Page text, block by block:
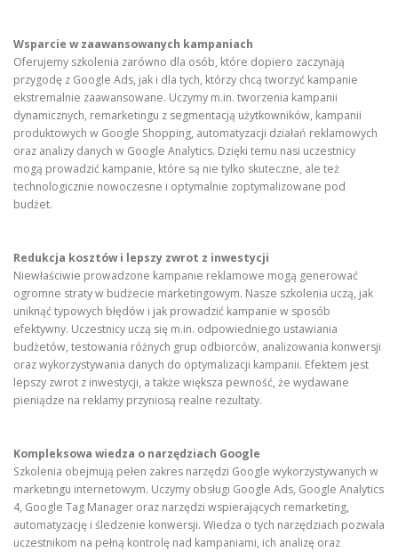
Wsparcie w zaawansowanych kampaniach
Oferujemy szkolenia zarówno dla osób, które dopiero zaczynają
przygodę z Google Ads, jak i dla tych, którzy chcą tworzyć kampanie
ekstremalnie zaawansowane. Uczymy m.in. tworzenia kampanii
dynamicznych, remarketingu z segmentacją użytkowników, kampanii
produktowych w Google Shopping, automatyzacji działań reklamowych
oraz analizy danych w Google Analytics. Dzięki temu nasi uczestnicy
mogą prowadzić kampanie, które są nie tylko skuteczne, ale też
technologicznie nowoczesne i optymalnie zoptymalizowane pod
budżet.
Redukcja kosztów i lepszy zwrot z inwestycji
Niewłaściwie prowadzone kampanie reklamowe mogą generować
ogromne straty w budżecie marketingowym. Nasze szkolenia uczą, jak
uniknąć typowych błędów i jak prowadzić kampanie w sposób
efektywny. Uczestnicy uczą się m.in. odpowiedniego ustawiania
budżetów, testowania różnych grup odbiorców, analizowania konwersji
oraz wykorzystywania danych do optymalizacji kampanii. Efektem jest
lepszy zwrot z inwestycji, a także większa pewność, że wydawane
pieniądze na reklamy przyniosą realne rezultaty.
Kompleksowa wiedza o narzędziach Google
Szkolenia obejmują pełen zakres narzędzi Google wykorzystywanych w
marketingu internetowym. Uczymy obsługi Google Ads, Google Analytics
4, Google Tag Manager oraz narzędzi wspierających remarketing,
automatyzację i śledzenie konwersji. Wiedza o tych narzędziach pozwala
uczestnikom na pełną kontrolę nad kampaniami, ich analizę oraz